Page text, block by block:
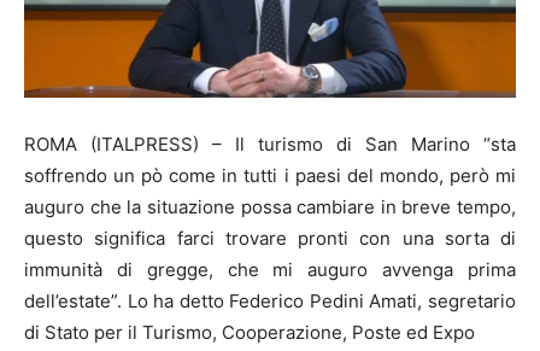
ROMA (ITALPRESS) – Il turismo di San Marino “sta
soffrendo un pò come in tutti i paesi del mondo, però mi
auguro che la situazione possa cambiare in breve tempo,
questo significa farci trovare pronti con una sorta di
immunità di gregge, che mi auguro avvenga prima
dell’estate”. Lo ha detto Federico Pedini Amati, segretario
di Stato per il Turismo, Cooperazione, Poste ed Expo